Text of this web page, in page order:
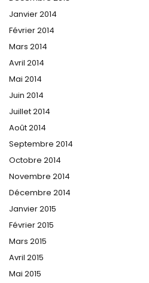
Janvier 2014
Février 2014
Mars 2014
Avril 2014
Mai 2014
Juin 2014
Juillet 2014
Août 2014
Septembre 2014
Octobre 2014
Novembre 2014
Décembre 2014
Janvier 2015
Février 2015
Mars 2015
Avril 2015
Mai 2015